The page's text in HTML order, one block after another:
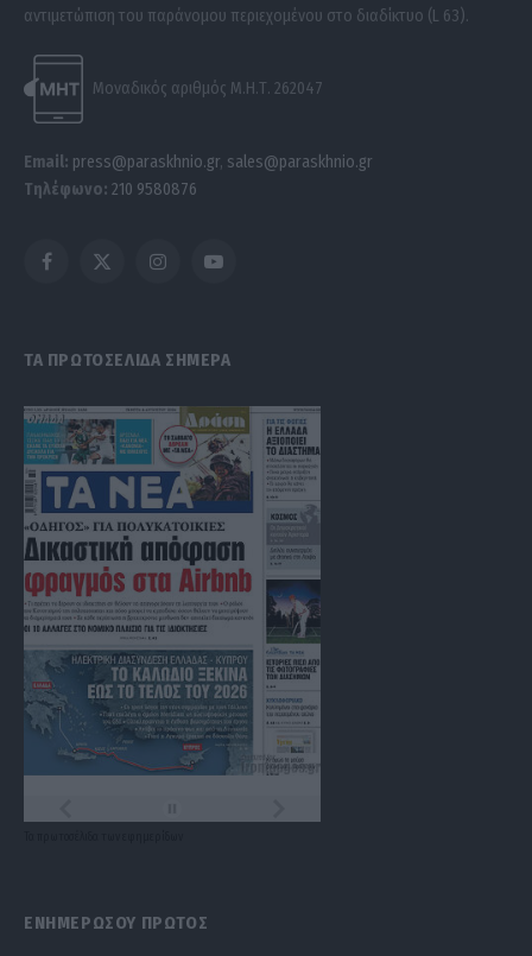
αντιμετώπιση του παράνομου περιεχομένου στο διαδίκτυο (L 63).
Μοναδικός αριθμός Μ.Η.Τ. 262047
Email: press@paraskhnio.gr, sales@paraskhnio.gr
Τηλέφωνο: 210 9580876
Facebook
X
InstagramYouTube
ΤΑ ΠΡΩΤΟΣΕΛΙΔΑ ΣΗΜΕΡΑ
ΕΝΗΜΕΡΩΣΟΥ ΠΡΩΤΟΣ